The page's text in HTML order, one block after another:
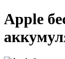
Apple